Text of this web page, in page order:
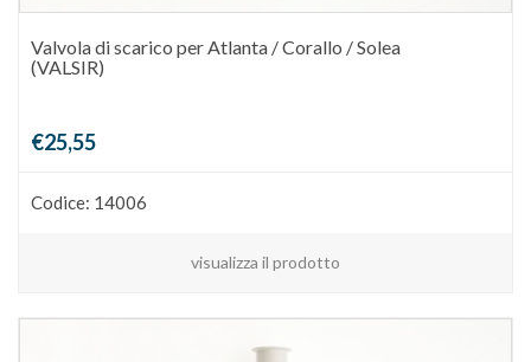
Valvola di scarico per Atlanta / Corallo / Solea
(VALSIR)
€25,55
Codice: 14006
visualizza il prodotto